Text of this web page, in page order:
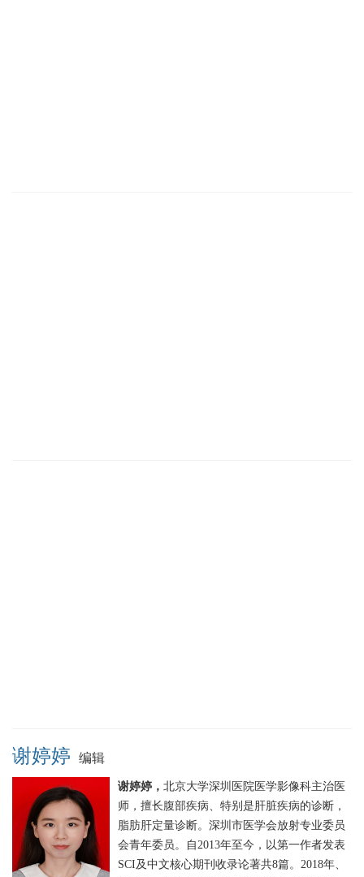
谢婷婷 编辑
谢婷婷， 北京大学深圳医院医学影像科主治医
师，擅长腹部疾病、特别是肝脏疾病的诊断，
脂肪肝定量诊断。深圳市医学会放射专业委员
会青年委员。自2013年至今，以第一作者发表
SCI及中文核心期刊收录论著共8篇。2018年、